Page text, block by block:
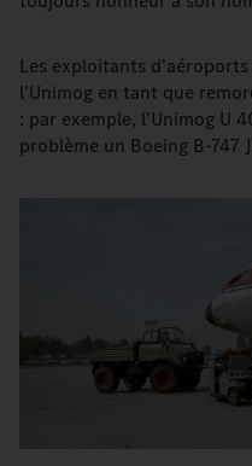
Les exploitants
l'Unimog en tant que
: par exemple, l'Unimog U
problème un Boeing B-747